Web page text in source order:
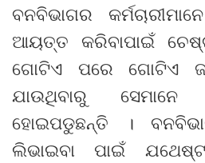
ବନବିଭାଗର
ଆୟତ୍ତ କରିବାପାଇଁ
ଗୋଟିଏ ପରେ ଗୋଟିଏ
ଯାଉଥିବାରୁ
ହୋଇପଡୁଛନ୍ତି ।
ଲିଭାଇବା ପାଇଁ